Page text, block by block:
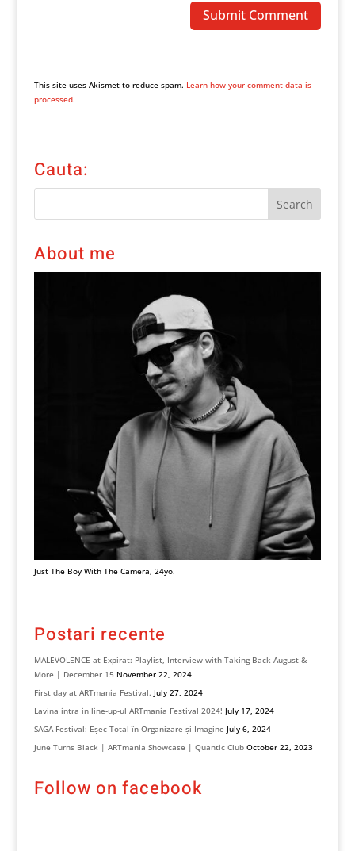
This site uses Akismet to reduce spam. Learn how your comment data is
processed.
Cauta:
About me
Just The Boy With The Camera, 24yo.
Postari recente
MALEVOLENCE at Expirat: Playlist, Interview with Taking Back August &
More | December 15 November 22, 2024
First day at ARTmania Festival. July 27, 2024
Lavina intra in line-up-ul ARTmania Festival 2024! July 17, 2024
SAGA Festival: Eșec Total în Organizare și Imagine July 6, 2024
June Turns Black | ARTmania Showcase | Quantic Club October 22, 2023
Follow on facebook